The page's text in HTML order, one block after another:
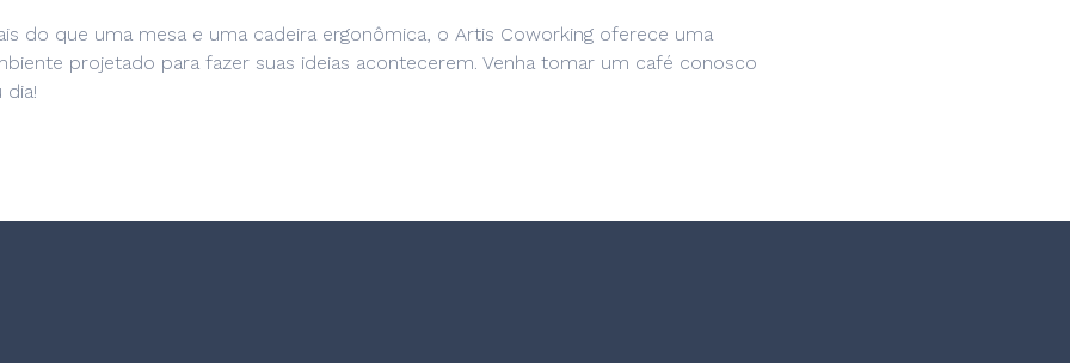
do que uma mesa e uma cadeira ergonômica, o Artis Coworking oferece uma
projetado para fazer suas ideias acontecerem. Venha tomar um café conosco
dia!